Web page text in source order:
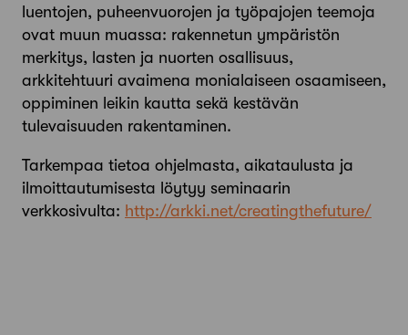
luentojen, puheenvuorojen ja työpajojen teemoja
ovat muun muassa: rakennetun ympäristön
merkitys, lasten ja nuorten osallisuus,
arkkitehtuuri avaimena monialaiseen osaamiseen,
oppiminen leikin kautta sekä kestävän
tulevaisuuden rakentaminen.
Tarkempaa tietoa ohjelmasta, aikataulusta ja
ilmoittautumisesta löytyy seminaarin
verkkosivulta: http://arkki.net/creatingthefuture/